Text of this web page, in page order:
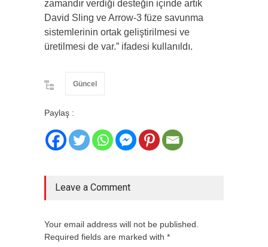
zamandır verdiği desteğin içinde artık
David Sling ve Arrow-3 füze savunma
sistemlerinin ortak geliştirilmesi ve
üretilmesi de var.” ifadesi kullanıldı.
Güncel
Paylaş :
Leave a Comment
Your email address will not be published.
Required fields are marked with *